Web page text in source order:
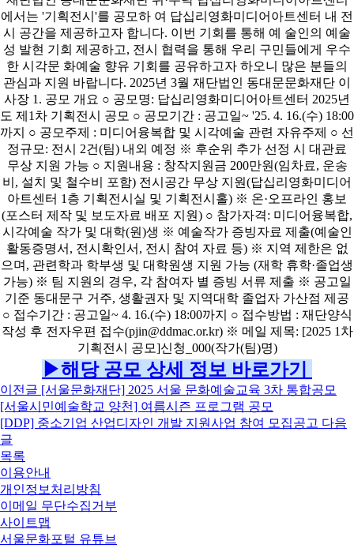
▶해당 공모 상세 정보 바로가기
이전글 [서울문화재단] 2025 서울 문화예술교육 3차 통합공모
[서울시민예술학교 양천] 여름시즌 프로그램 공모
[DDP] 중소기업 산업디자인 개발 지원사업 참여 모집공고 다음
글
목록
이용안내
개인정보처리방침
이메일 무단수집거부
사이트맵
서울문화포털 유튜브